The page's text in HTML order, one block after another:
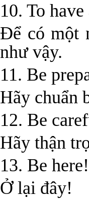
10. To
Để có một
như vậy.
11. Be
Hãy chuẩn
12. Be
Hãy thận
13. Be here!
Ở lại đây!